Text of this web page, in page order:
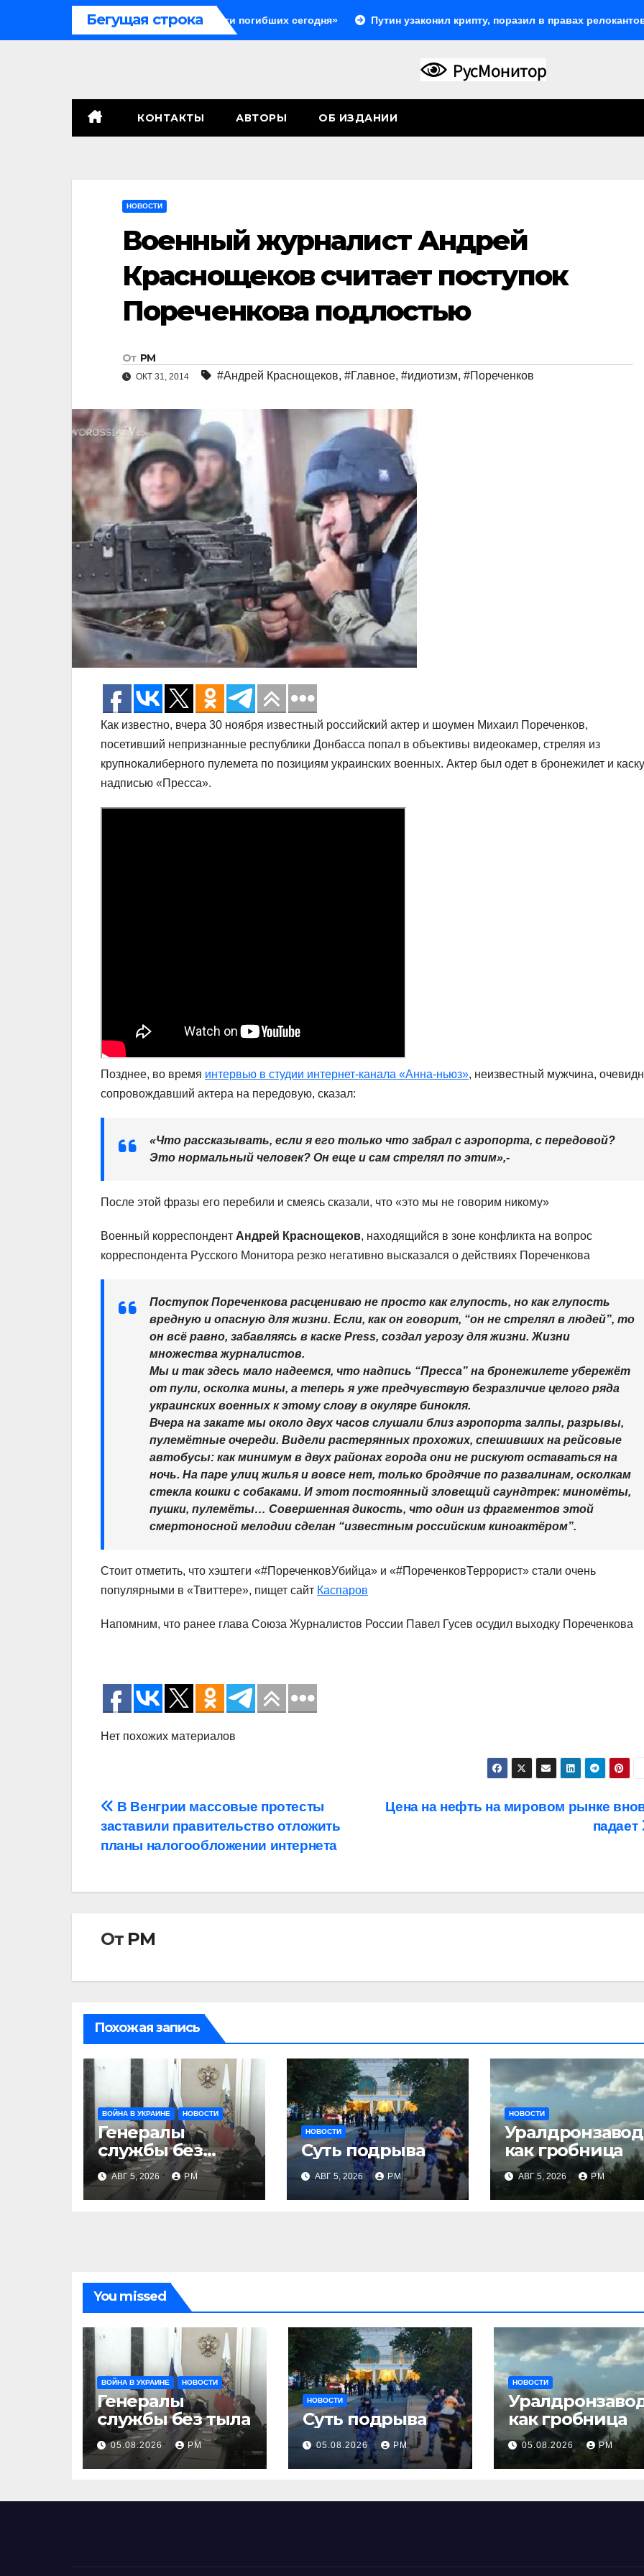
Бегущая строка
средства могли бы спасти погибших сегодня» Путин узаконил крипту, поразил в правах релокантов,
КОНТАКТЫ АВТОРЫ ОБ ИЗДАНИИ
НОВОСТИ
Военный журналист Андрей
Краснощеков считает поступок
Пореченкова подлостью
От РМ
ОКТ 31, 2014 #Андрей Краснощеков, #Главное, #идиотизм, #Пореченков
Как известно, вчера 30 ноября известный российский актер и шоумен Михаил Пореченков,
посетивший непризнанные республики Донбасса попал в объективы видеокамер, стреляя из
крупнокалиберного пулемета по позициям украинских военных. Актер был одет в бронежилет и
надписью «Пресса».
Позднее, во время интервью в студии интернет-канала «Анна-ньюз», неизвестный мужчина,
сопровождавший актера на передовую, сказал:
«Что рассказывать, если я его только что забрал с аэропорта, с передовой?
Это нормальный человек? Он еще и сам стрелял по этим»,-
После этой фразы его перебили и смеясь сказали, что «это мы не говорим никому»
Военный корреспондент Андрей Краснощеков, находящийся в зоне конфликта на вопрос
корреспондента Русского Монитора резко негативно высказался о действиях Пореченкова
Поступок Пореченкова расцениваю не просто как глупость, но как глупость
вредную и опасную для жизни. Если, как он говорит, “он не стрелял в людей”, то
он всё равно, забавляясь в каске Press, создал угрозу для жизни. Жизни
множества журналистов.
Мы и так здесь мало надеемся, что надпись “Пресса” на бронежилете убережёт
от пули, осколка мины, а теперь я уже предчувствую безразличие целого ряда
украинских военных к этому слову в окуляре бинокля.
Вчера на закате мы около двух часов слушали близ аэропорта залпы, разрывы,
пулемётные очереди. Видели растерянных прохожих, спешивших на рейсовые
автобусы: как минимум в двух районах города они не рискуют оставаться на
ночь. На паре улиц жилья и вовсе нет, только бродячие по развалинам, осколкам
стекла кошки с собаками. И этот постоянный зловещий саундтрек: миномёты,
пушки, пулемёты… Совершенная дикость, что один из фрагментов этой
смертоносной мелодии сделан “известным российским киноактёром”.
Стоит отметить, что хэштеги «#ПореченковУбийца» и «#ПореченковТеррорист» стали очень
популярными в «Твиттере», пищет сайт Каспаров
Напомним, что ранее глава Союза Журналистов России Павел Гусев осудил выходку Пореченкова
Нет похожих материалов
Навигация
по
Цена на нефть на мировом рынке
падает
В Венгрии массовые протесты
заставили правительство отложить
планы налогообложении интернета
От РМ
Похожая запись
ВОЙНА В УКРАИНЕ НОВОСТИ
Генералы
службы без
тыла
АВГ 5, 2026 РМ
НОВОСТИ
Суть подрыва
АВГ 5, 2026 РМ
НОВОСТИ
Уралдронзавод
как гробница
АВГ 5, 2026 РМ
You missed
ВОЙНА В УКРАИНЕ НОВОСТИ
Генералы
службы без тыла
05.08.2026 РМ
НОВОСТИ
Суть подрыва
05.08.2026 РМ
НОВОСТИ
как гробница
05.08.2026 РМ